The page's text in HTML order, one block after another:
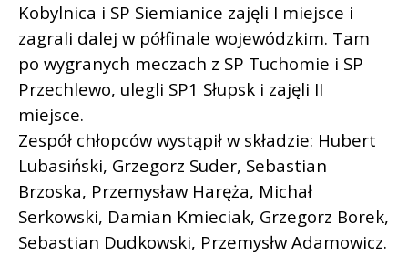
Kobylnica i SP Siemianice zajęli I miejsce i
zagrali dalej w półfinale wojewódzkim. Tam
po wygranych meczach z SP Tuchomie i SP
Przechlewo, ulegli SP1 Słupsk i zajęli II
miejsce.
Zespół chłopców wystąpił w składzie: Hubert
Lubasiński, Grzegorz Suder, Sebastian
Brzoska, Przemysław Haręża, Michał
Serkowski, Damian Kmieciak, Grzegorz Borek,
Sebastian Dudkowski, Przemysłw Adamowicz.